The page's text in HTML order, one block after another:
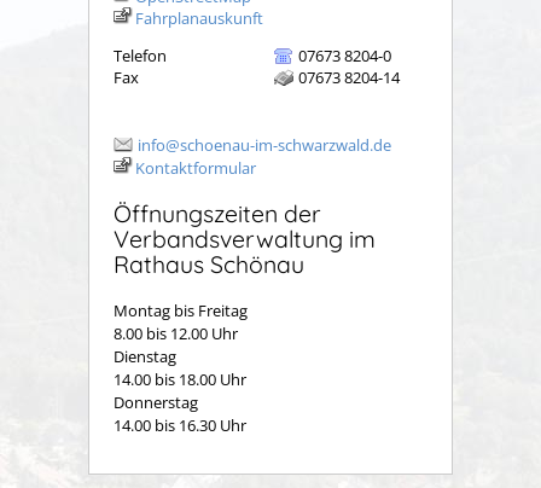
Fahrplanauskunft
Telefon
07673 8204-0
Fax
07673 8204-14
info@schoenau-im-schwarzwald.de
Kontaktformular
Öffnungszeiten der
Verbandsverwaltung im
Rathaus Schönau
Montag bis Freitag
8.00 bis 12.00 Uhr
Dienstag
14.00 bis 18.00 Uhr
Donnerstag
14.00 bis 16.30 Uhr